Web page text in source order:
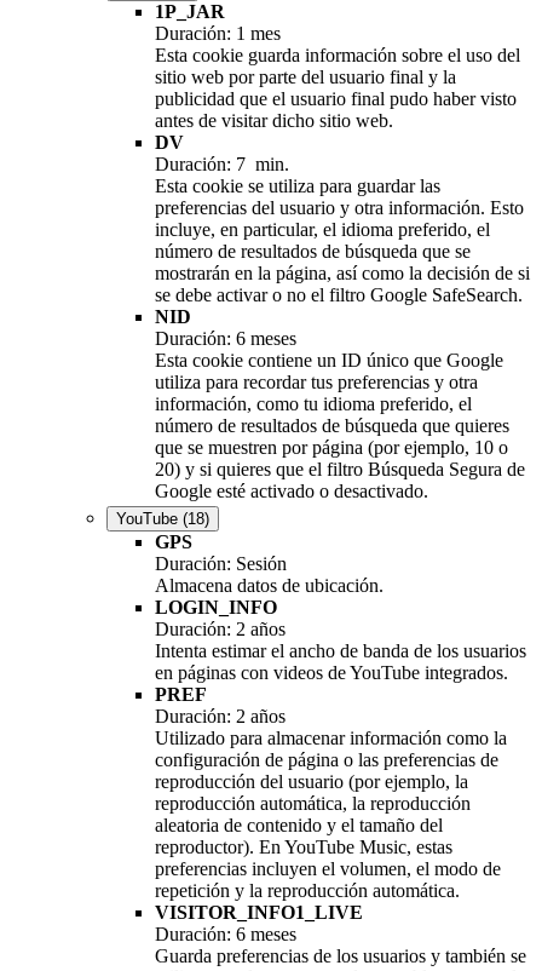
1P_JAR
Duración: 1 mes
Esta cookie guarda información sobre el uso del
sitio web por parte del usuario final y la
publicidad que el usuario final pudo haber visto
antes de visitar dicho sitio web.
DV
Duración: 7 min.
Esta cookie se utiliza para guardar las
preferencias del usuario y otra información. Esto
incluye, en particular, el idioma preferido, el
número de resultados de búsqueda que se
mostrarán en la página, así como la decisión de si
se debe activar o no el filtro Google SafeSearch.
NID
Duración: 6 meses
Esta cookie contiene un ID único que Google
utiliza para recordar tus preferencias y otra
información, como tu idioma preferido, el
número de resultados de búsqueda que quieres
que se muestren por página (por ejemplo, 10 o
20) y si quieres que el filtro Búsqueda Segura de
Google esté activado o desactivado.
YouTube (18)
GPS
Duración: Sesión
Almacena datos de ubicación.
LOGIN_INFO
Duración: 2 años
Intenta estimar el ancho de banda de los usuarios
en páginas con videos de YouTube integrados.
PREF
Duración: 2 años
Utilizado para almacenar información como la
configuración de página o las preferencias de
reproducción del usuario (por ejemplo, la
reproducción automática, la reproducción
aleatoria de contenido y el tamaño del
reproductor). En YouTube Music, estas
preferencias incluyen el volumen, el modo de
repetición y la reproducción automática.
VISITOR_INFO1_LIVE
Duración: 6 meses
Guarda preferencias de los usuarios y también se